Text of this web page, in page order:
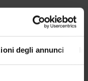
degli annunci